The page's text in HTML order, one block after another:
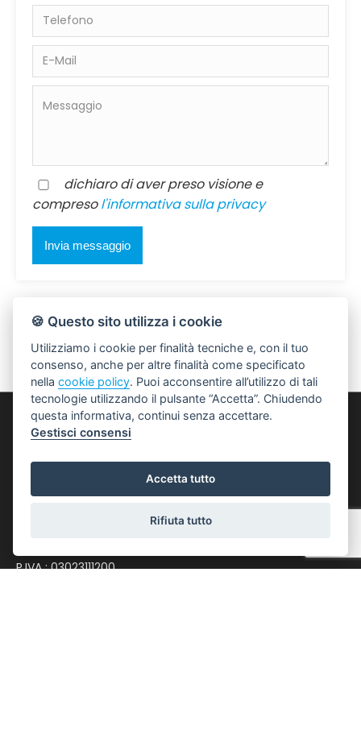
dichiaro di aver preso visione e
compresol'informativa sulla privacy
Punto 1 S.r.l.
Via Giacomo Matteotti, 122 - 40018 San Pietro in
P.IVA : 03023111200
🍪 Questo sito utilizza i cookie
Utilizziamo i cookie per finalità tecniche e, con il tuo
consenso, anche per altre finalità come specificato
nellacookie policy. Puoi acconsentire all’utilizzo di tali
tecnologie utilizzando il pulsante “Accetta”. Chiudendo
questa informativa, continui senza accettare.
Gestisci consensi
Accetta tutto
Rifiuta tutto